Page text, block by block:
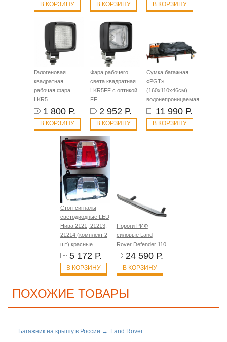
В КОРЗИНУ В КОРЗИНУ В КОРЗИНУ
Галогеновая
квадратная
рабочая фара
LKR5
1 800 Р.
В КОРЗИНУ
Фара рабочего
света квадратная
LKR5FF с оптикой
FF
2 952 Р.
В КОРЗИНУ
Сумка багажная
«PGT»
(160х110х46см)
водонепроницаемая
11 990 Р.
В КОРЗИНУ
Стоп-сигналы
светодиодные LED
Нива 2121, 21213,
21214 (комплект 2
шт) красные
5 172 Р.
В КОРЗИНУ
Пороги РИФ
силовые Land
Rover Defender 110
24 590 Р.
В КОРЗИНУ
ПОХОЖИЕ ТОВАРЫ
Багажник на крышу в России → Land Rover